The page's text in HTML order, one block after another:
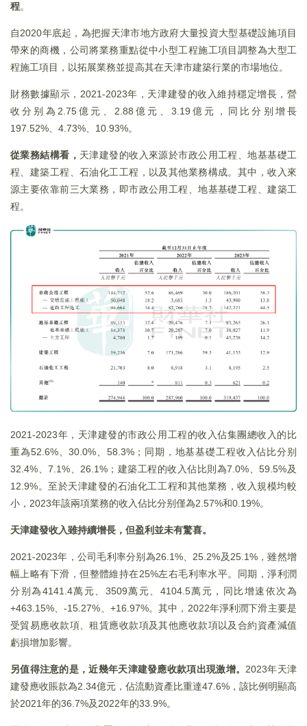
程。
自2020年底起，為把握天津市地方政府大量投資大型基礎設施項目
帶來的商機，公司將業務重點從中小型工程施工項目調整為大型工
程施工項目，以拓展業務並提高其在天津市建築行業的市場地位。
財務數據顯示，2021-2023年，天津建發的收入維持穩定增長，營
收分别為2.75億元、2.88億元、3.19億元，同比分别增長
197.52%、4.73%、10.93%。
從業務結構看， 天津建發的收入來源於市政公用工程、地基基礎工
程、建築工程、石油化工工程，以及其他業務構成。其中，收入來
源主要依靠前三大業務，即市政公用工程、地基基礎工程、建築工
程。
2021-2023年，天津建發的市政公用工程的收入佔集團總收入的比
重為52.6%、30.0%、58.3%；同期，地基基礎工程收入佔比分别
32.4%、7.1%、26.1%；建築工程的收入佔比則為7.0%、59.5%及
12.9%。至於天津建發的石油化工工程和其他業務，收入規模均較
小，2023年該兩項業務的收入佔比分别僅為2.57%和0.19%。
天津建發收入雖持續增長，但盈利並未有驚喜。
2021-2023年，公司毛利率分别為26.1%、25.2%及25.1%，雖然增
幅上略有下滑，但整體維持在25%左右毛利率水平。同期，淨利潤
分别為4141.4萬元、3509萬元、4104.5萬元，同比增速依次為
+463.15%、-15.27%、+16.97%。其中，2022年淨利潤下滑主要是
受貿易應收款項、租賃應收款項及其他應收款項以及合約資產減值
虧損增加影響。
另值得注意的是，近幾年天津建發應收款項出現激增。2023年天津
建發應收賬款為2.34億元，佔流動資產比重達47.6%，該比例明顯高
於2021年的36.7%及2022年的33.9%。